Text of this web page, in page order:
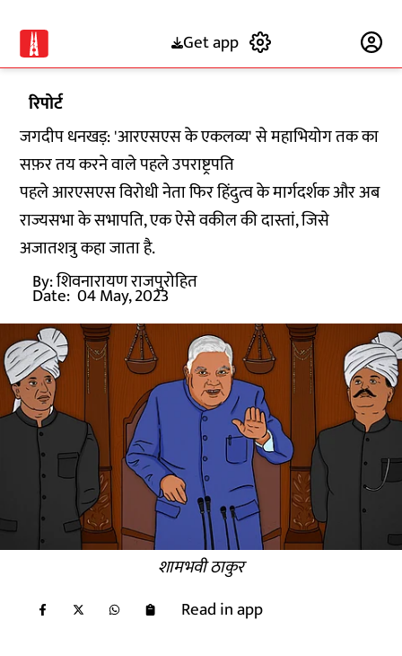
Get app
रिपोर्ट
जगदीप धनखड़: 'आरएसएस के एकलव्य' से महाभियोग तक का
सफ़र तय करने वाले पहले उपराष्ट्रपति
पहले आरएसएस विरोधी नेता फिर हिंदुत्व के मार्गदर्शक और अब
राज्यसभा के सभापति, एक ऐसे वकील की दास्तां, जिसे
अजातशत्रु कहा जाता है.
By:शिवनारायण राजपुरोहित
Date: 04 May, 2023
शामभवी ठाकुर
Read in app